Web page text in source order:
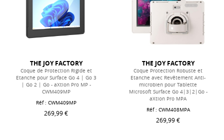
THE JOY FACTORY
Coque de Protection Rigide et
Etanche pour Surface Go 4 | Go 3
| Go 2 | Go - aXtion Pro MP -
CWM409MP
Réf : CWM409MP
269,99 €
THE JOY FACTORY
Coque Protection Robuste et
Etanche avec Revêtement Anti-
microbien pour Tablette
Microsoft Surface Go 4|3|2|Go -
aXtion Pro MPA
Réf : CWM408MPA
269,99 €